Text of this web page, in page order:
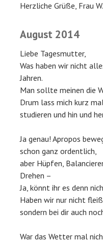
Herzliche Grüße, Frau W.
August 2014
Liebe Tagesmutter,
Was haben wir nicht
Jahren.
Man sollte meinen die
Drum lass mich kurz
studieren und hin und
Ja genau! Apropos
schon ganz ordentlich,
aber Hüpfen,
Drehen –
Ja, könnt ihr es denn
Haben wir nur nicht
sondern bei dir auch
War das Wetter mal